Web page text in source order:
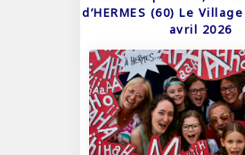
d’HERMES (60) Le
avril 2026